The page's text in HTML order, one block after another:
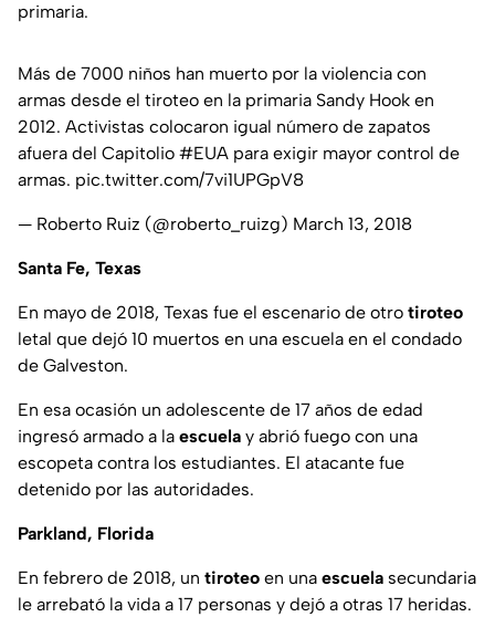
primaria.
Más de 7000 niños han muerto por la violencia con
armas desde el tiroteo en la primaria Sandy Hook en
2012. Activistas colocaron igual número de zapatos
afuera del Capitolio #EUA para exigir mayor control de
armas. pic.twitter.com/7vi1UPGpV8
— Roberto Ruiz (@roberto_ruizg) March 13, 2018
Santa Fe, Texas
En mayo de 2018, Texas fue el escenario de otro tiroteo
letal que dejó 10 muertos en una escuela en el condado
de Galveston.
En esa ocasión un adolescente de 17 años de edad
ingresó armado a la escuela y abrió fuego con una
escopeta contra los estudiantes. El atacante fue
detenido por las autoridades.
Parkland, Florida
En febrero de 2018, un tiroteo en una escuela secundaria
le arrebató la vida a 17 personas y dejó a otras 17 heridas.